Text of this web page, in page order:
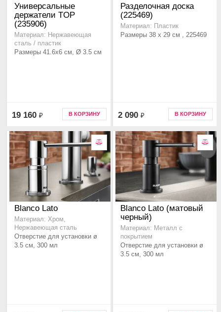
Универсальные
держатели TOP
(235906)
Материал: Нержавеющая
сталь / пластик
Размеры 41.6x6 см, Ø 3.5 см
19 160 ₽ В КОРЗИНУ
Разделочная доска
(225469)
Материал: Пластик
Размеры 38 x 29 см , 225469
2 090 ₽ В КОРЗИНУ
Blanco Lato
Материал: Хром,
Нержавеющая сталь
Отверстие для установки ø
3.5 см, 300 мл
Blanco Lato (матовый
черный)
Материал: Металл с
покрытием
Отверстие для установки ø
3.5 см, 300 мл